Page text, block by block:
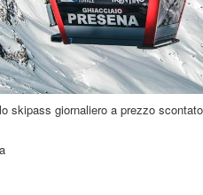
skipass giornaliero a prezzo